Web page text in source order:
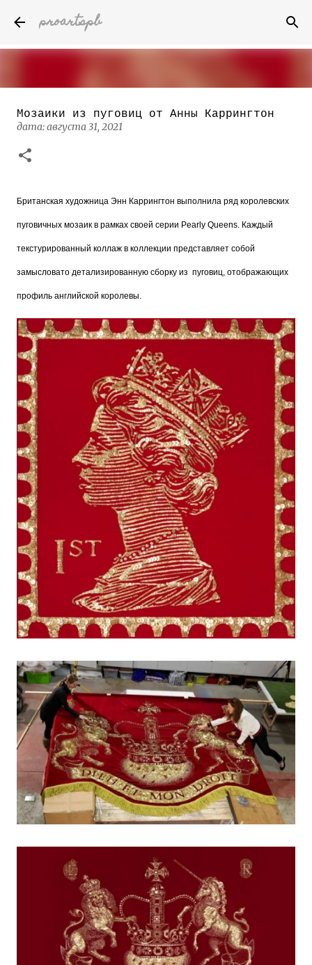
proartspb
Бумажные скульптуры канадского
художника Келвина Николса (Calvin
дата:
Мозаики из пуговиц от Анны Каррингтон
дата:августа 31, 2021
Британская художница Энн Каррингтон выполнила ряд королевских
пуговичных мозаик в рамках своей серии Pearly Queens. Каждый
текстурированный коллаж в коллекции представляет собой
замысловато детализированную сборку из пуговиц, отображающих
профиль английской королевы.